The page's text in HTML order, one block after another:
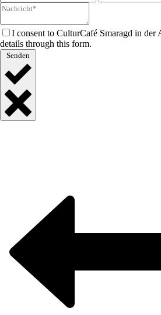
I consent to CulturCafé Smaragd in
details through this form.
Senden